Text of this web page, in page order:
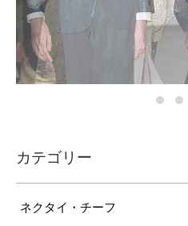
カテゴリー
ネクタイ・チーフ